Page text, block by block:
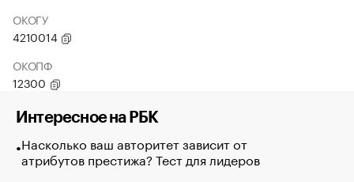
ОКОГУ
4210014
ОКОПФ
12300
Интересное на РБК
Насколько ваш авторитет зависит от
атрибутов престижа? Тест для лидеров